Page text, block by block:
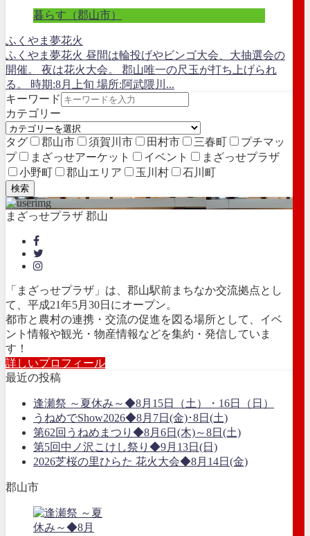
暮らす（郡山市）
ふくやま夢花火
ふくやま夢花火 昼間は輪投げやビンゴ大会、大抽選会の
開催。 夜は花火大会。 郡山唯一の尺玉が打ち上げられ
る。 時期:8月上旬 場所:阿武隈川...
キーワード
カテゴリー
タグ 郡山市 須賀川市 田村市 三春町
プチマッ
プ
まざっせアーケット イベント
まざっせプラザ
小野町
郡山エリア 玉川村 石川町
検索
まざっせプラザ 郡山
「まざっせプラザ」は、郡山駅前まちなか交流拠点とし
て、平成21年5月30日にオープン。
都市と農村の連携・交流の促進を図る場所として、イベ
ント情報や観光・物産情報などを集約・発信していま
す！
詳しいプロフィール
最近の投稿
逢瀬祭 ～夏休み～◆8月15日（土）・16日（日）
うねめでShow2026◆8月7日(金)･8日(土)
第62回うねめまつり◆8月6日(木)～8日(土)
第5回中ノ沢こけし祭り◆9月13日(日)
2026芝桜の里ひらた 花火大会◆8月14日(金)
郡山市